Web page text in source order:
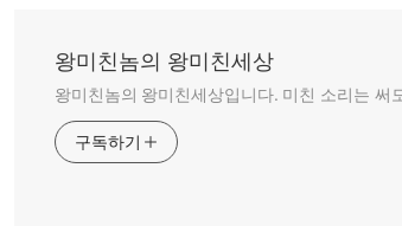
왕미친놈의 왕미친세상
왕미친놈의 왕미친세상입니다. 미친 소리는
구독하기